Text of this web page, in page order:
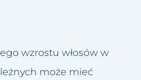
wzrostu włosów w
może mieć